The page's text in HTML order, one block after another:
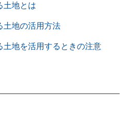
土地とは
地の活用方法
地を活用するときの注意